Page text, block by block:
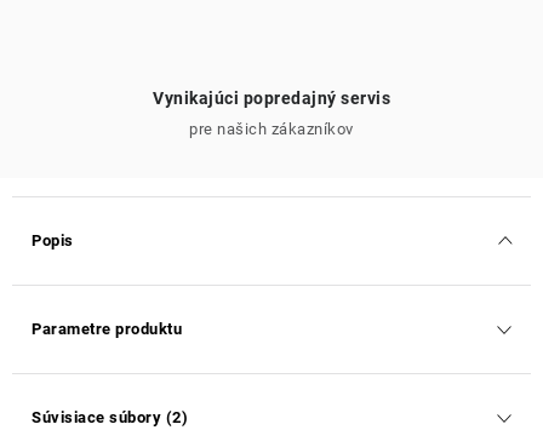
Vynikajúci popredajný servis
pre našich zákazníkov
Popis
Parametre produktu
Súvisiace súbory (2)